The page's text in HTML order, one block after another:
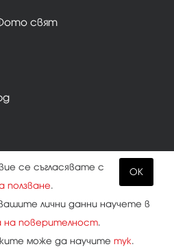
Фото свят
Бисквитки
запазени.
OK
се съгласявате с
ползване.
лични данни научете в
на поверителност.
може да научите тук.